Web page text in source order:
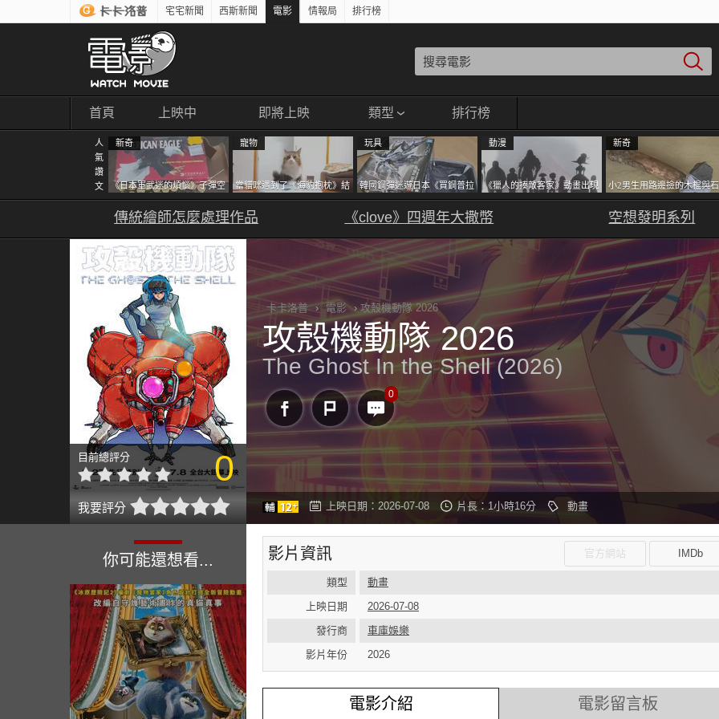
宅宅新聞 西斯新聞 電影 情報局 排行榜
首頁 上映中 即將上映 類型 排行榜
人
氣
讚
文
新奇
《日本軍武迷的煩惱》子彈空
盒在日本超級貴 美國網友直
接一大箱寄給他了
寵物
當貓咪遇到了《海豹抱枕》結
果玩了10天後，海豹一整個走
鐘笑翻網友
玩具
韓國鋼彈迷遊日本《買鋼普拉
塞不進行李箱》網友們集思廣
益提供解方了……
動漫
《獵人的揍敵客家》動畫出現
的這個剪影是誰？你是不是忘
記還有這號人物了
新奇
小2男生用路邊撿的木棍與石
頭做成了《石斧》馬麻打開
包嚇一跳怎麼會有這種東
傳統繪師怎麼處理作品 《clove》四週年大撒幣 空想發明系列
目前總評分 0
我要評分
卡卡洛普 › 電影 › 攻殼機動隊 2026
攻殼機動隊 2026
The Ghost In the Shell (2026)
0
上映日期：2026-07-08 片長：1小時16分 動畫
你可能還想看... 影片資訊 官方網站 IMDb
類型
動畫
上映日期
2026-07-08
發行商
車庫娛樂
影片年份
2026
電影介紹 電影留言板